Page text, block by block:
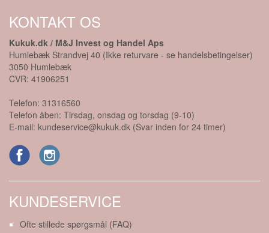
KONTAKT OS
Kukuk.dk / M&J Invest og Handel Aps
Humlebæk Strandvej 40 (Ikke returvare - se handelsbetingelser)
3050 Humlebæk
CVR: 41906251
Telefon: 31316560
Telefon åben: Tirsdag, onsdag og torsdag (9-10)
E-mail: kundeservice@kukuk.dk (Svar inden for 24 timer)
KUNDESERVICE
Ofte stillede spørgsmål (FAQ)